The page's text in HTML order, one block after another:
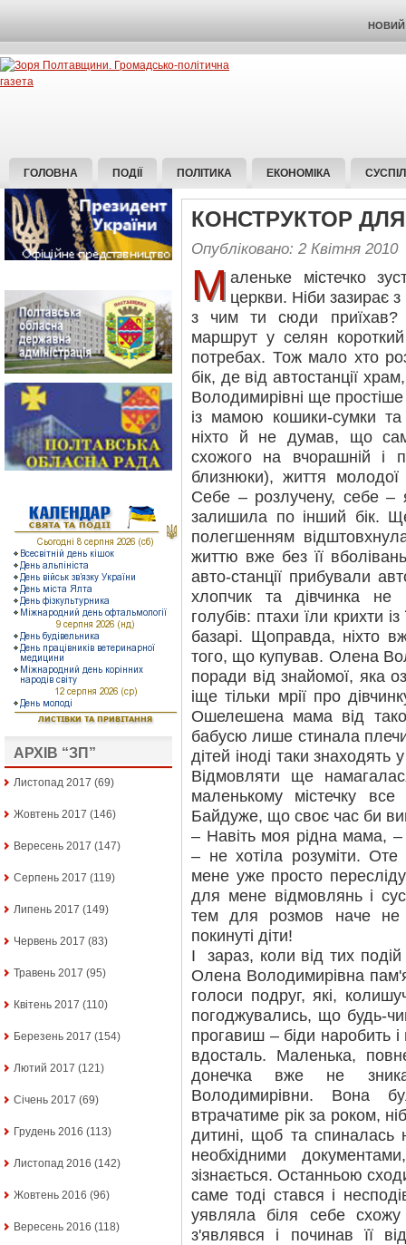
НОВИЙ
ГОЛОВНА ПОДІЇ ПОЛІТИКА ЕКОНОМІКА
АРХІВ “ЗП”
Листопад 2017 (69)
Жовтень 2017 (146)
Вересень 2017 (147)
Серпень 2017 (119)
Липень 2017 (149)
Червень 2017 (83)
Травень 2017 (95)
Квітень 2017 (110)
Березень 2017 (154)
Лютий 2017 (121)
Січень 2017 (69)
Грудень 2016 (113)
Листопад 2016 (142)
Жовтень 2016 (96)
Вересень 2016 (118)
КОНСТРУКТОР
Опубліковано: 2 Квітня 2010
М аленьке містечко
церкви. Ніби зазирає
з чим ти сюди приїхав?
маршрут у селян
потребах. Тож мало хто
бік, де від автостанції
Володимирівні ще
із мамою кошики-сумки
ніхто й не думав, що
схожого на вчорашній і
близнюки), життя молодої
Себе – розлучену, себе –
залишила по інший бік.
полегшенням
життю вже без її
авто-станції прибували
хлопчик та дівчинка не
голубів: птахи їли крихти
базарі. Щоправда, ніхто
того, що купував. Олена
поради від знайомої, яка
іще тільки мрії про
Ошелешена мама від
бабусю лише стинала
дітей іноді таки знаходять
Відмовляти ще
маленькому містечку
Байдуже, що своє час би
– Навіть моя рідна мама,
– не хотіла розуміти.
мене уже просто
для мене відмовлянь і
тем для розмов наче не
покинуті діти!
І зараз, коли від тих
Олена Володимирівна
голоси подруг, які,
погоджувались, що будь-
прогавиш – біди наробить
вдосталь. Маленька,
донечка вже не
Володимирівни. Вона
втрачатиме рік за роком,
дитині, щоб та
необхідними
зізнається. Останньою
саме тоді стався і
уявляла біля себе схожу
з'являвся і починав її